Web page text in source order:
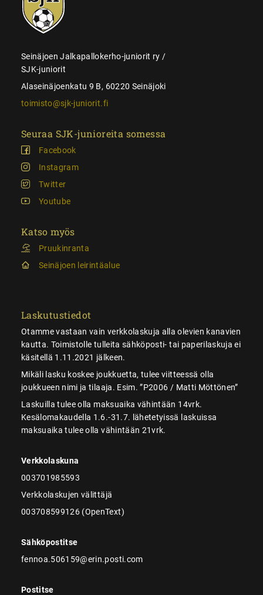
juniorit
Seinäjoen Jalkapallokerho-juniorit ry /
SJK-juniorit
Alaseinäjoenkatu 9 B, 60220 Seinäjoki
toimisto@sjk-juniorit.fi
Seuraa SJK-junioreita somessa
Facebook
Instagram
Twitter
Youtube
Katso myös
Pruukinranta
Seinäjoen leirintäalue
Laskutustiedot
Otamme vastaan vain verkkolaskuja alla olevien kanavien
kautta. Toimistolle tulleita sähköposti- tai paperilaskuja ei
käsitellä 1.11.2021 jälkeen.
Mikäli lasku koskee joukkuetta, tulee viitteessä olla
joukkueen nimi ja tilaaja. Esim. ”P2006 / Matti Möttönen”
Laskuilla tulee olla maksuaika vähintään 14vrk.
Kesälomakaudella 1.6.-31.7. lähetetyissä laskuissa
maksuaika tulee olla vähintään 21vrk.
Verkkolaskuna
003701985593
Verkkolaskujen välittäjä
003708599126 (OpenText)
Sähköpostitse
fennoa.506159@erin.posti.com
Postitse